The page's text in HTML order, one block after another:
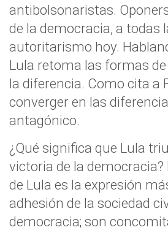
antibolsonaristas.
de la democracia, a todas
autoritarismo hoy.
Lula retoma las formas
la diferencia. Como cita a
converger en las
antagónico.
¿Qué significa que Lula
victoria de la
de Lula es la expresión
adhesión de la sociedad
democracia; son